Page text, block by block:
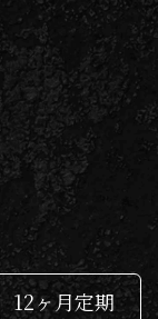
12ヶ月定期